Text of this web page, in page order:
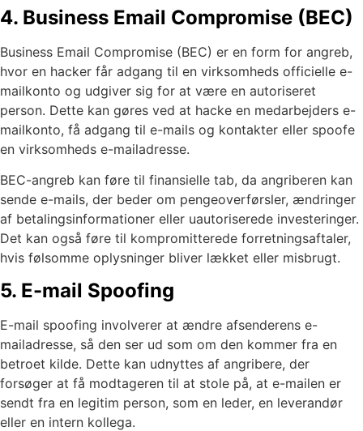
4. Business Email Compromise (BEC)
Business Email Compromise (BEC) er en form for angreb,
hvor en hacker får adgang til en virksomheds officielle e-
mailkonto og udgiver sig for at være en autoriseret
person. Dette kan gøres ved at hacke en medarbejders e-
mailkonto, få adgang til e-mails og kontakter eller spoofe
en virksomheds e-mailadresse.
BEC-angreb kan føre til finansielle tab, da angriberen kan
sende e-mails, der beder om pengeoverførsler, ændringer
af betalingsinformationer eller uautoriserede investeringer.
Det kan også føre til kompromitterede forretningsaftaler,
hvis følsomme oplysninger bliver lækket eller misbrugt.
5. E-mail Spoofing
E-mail spoofing involverer at ændre afsenderens e-
mailadresse, så den ser ud som om den kommer fra en
betroet kilde. Dette kan udnyttes af angribere, der
forsøger at få modtageren til at stole på, at e-mailen er
sendt fra en legitim person, som en leder, en leverandør
eller en intern kollega.